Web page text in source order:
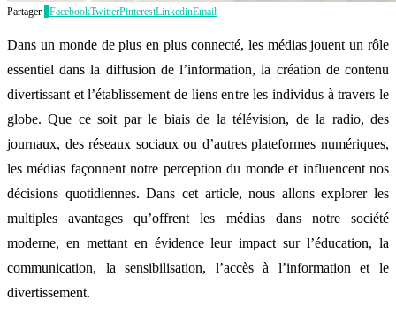
Partager FacebookTwitterPinterestLinkedinEmail
Dans un monde de plus en plus connecté, les médias jouent un rôle
essentiel dans la diffusion de l’information, la création de contenu
divertissant et l’établissement de liens entre les individus à travers le
globe. Que ce soit par le biais de la télévision, de la radio, des
journaux, des réseaux sociaux ou d’autres plateformes numériques,
les médias façonnent notre perception du monde et influencent nos
décisions quotidiennes. Dans cet article, nous allons explorer les
multiples avantages qu’offrent les médias dans notre société
moderne, en mettant en évidence leur impact sur l’éducation, la
communication, la sensibilisation, l’accès à l’information et le
divertissement.